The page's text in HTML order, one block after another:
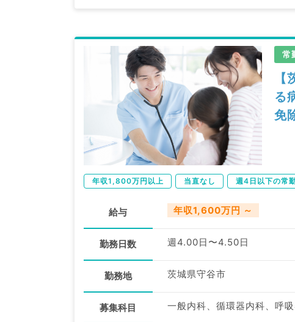
常
る
免
年収1,800万円以上 当直なし 週4日以下の常
給与 年収1,600万円 ～
勤務日数 週4.00日〜4.50日
勤務地 茨城県守谷市
募集科目